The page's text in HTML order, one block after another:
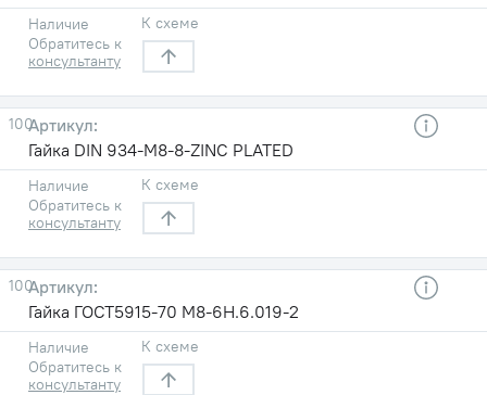
Наличие
Обратитесь к
консультанту
К схеме
100
Гайка DIN 934-M8-8-ZINC PLATED
Наличие
Обратитесь к
консультанту
К схеме
100
Гайка ГОСТ5915-70 М8-6H.6.019-2
Наличие
Обратитесь к
консультанту
К схеме